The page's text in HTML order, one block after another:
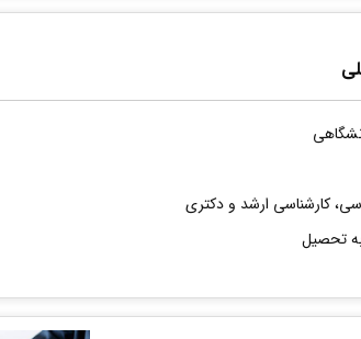
کارشناسی ارشد و دکتری
تحصیل